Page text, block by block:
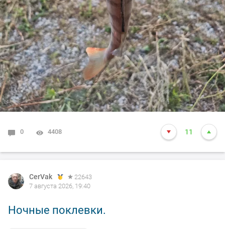
0 4408 11
CerVak
22643
7 августа 2026, 19:40
Ночные поклевки.